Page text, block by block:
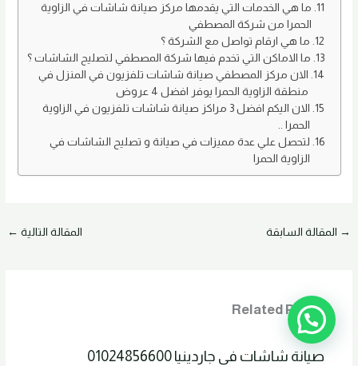
ما هي الخدمات التي يقدمها مركز صيانة شاشات في الزاوية
الحمرا من شركة المصطفي
ما هي ارقام تواصل مع الشركة ؟
ما الاماكن التي تخدم فيها شركة المصطفي لتصليح الشاشات ؟
الان مركز المصطفي صيانة شاشات تلفزيون في المنزل في
منطقة الزاوية الحمرا يوفر افضل 4 عروض
الان اليكم افضل 3 مراكز صيانة شاشات تلفزيون في الزاوية
الحمرا ..
لتحصل علي عدة مميزات في صيانة و تصليح الشاشات في
الزاوية الحمرا
→ المقالة السابقة المقالة التالية ←
Related Posts
صيانة شاشات في جاردينيا 01024856600